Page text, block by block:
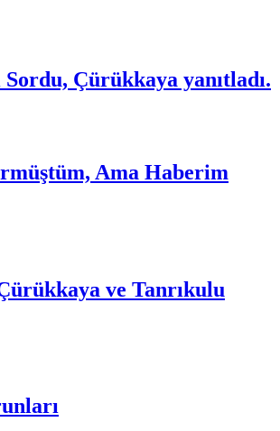
Sordu, Çürükkaya yanıtladı.
Ama Haberim
ve Tanrıkulu